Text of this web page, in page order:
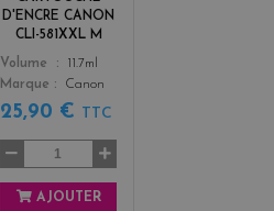
D'ENCRE CANON
CLI-581XXL M
Color
t
a
Volume
11.7ml
Marque
Canon
25,90 € TTC
AJOUTER